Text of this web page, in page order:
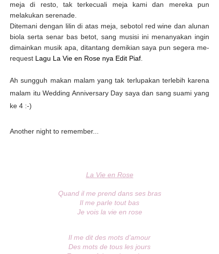
meja di resto, tak terkecuali meja kami dan mereka pun
melakukan serenade.
Ditemani dengan lilin di atas meja, sebotol red wine dan alunan
biola serta senar bas betot, sang musisi ini menanyakan ingin
dimainkan musik apa, ditantang demikian saya pun segera me-
request Lagu La Vie en Rose nya Edit Piaf
Ah sungguh makan malam yang tak terlupakan terlebih karena
malam itu Wedding Anniversary Day saya dan sang suami yang
ke 4 :-)
Another night to remember...
La Vie en Rose
Quand il me prend dans ses bras
Il me parle tout bas
Je vois la vie en rose
Il me dit des mots d’amour
Des mots de tous les jours